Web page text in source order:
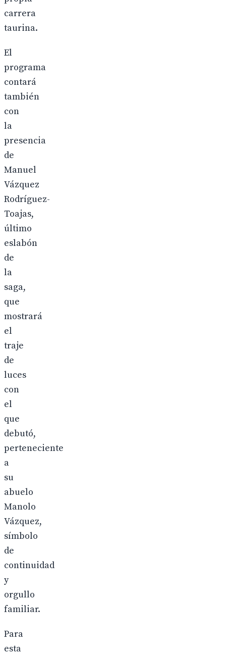
carrera
taurina.
El
programa
contará
también
con
la
presencia
de
Manuel
Vázquez
Rodríguez-
Toajas,
último
eslabón
de
la
saga,
que
mostrará
el
traje
de
luces
con
el
que
debutó,
perteneciente
a
su
abuelo
Manolo
Vázquez,
símbolo
de
continuidad
y
orgullo
familiar.
Para
esta